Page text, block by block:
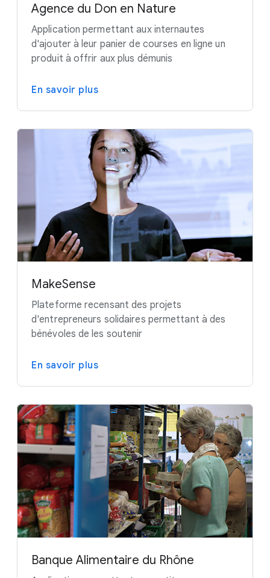
Agence du Don en Nature
Application permettant aux internautes
d'ajouter à leur panier de courses en ligne un
produit à offrir aux plus démunis
En savoir plus
MakeSense
Plateforme recensant des projets
d'entrepreneurs solidaires permettant à des
bénévoles de les soutenir
En savoir plus
Banque Alimentaire du Rhône